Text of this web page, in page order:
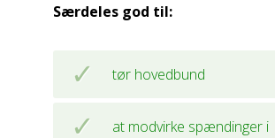
Særdeles god til:
tør hovedbund
at modvirke spændinger i